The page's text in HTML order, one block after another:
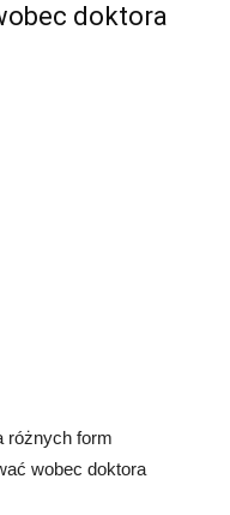
doktora
różnych form
wobec doktora